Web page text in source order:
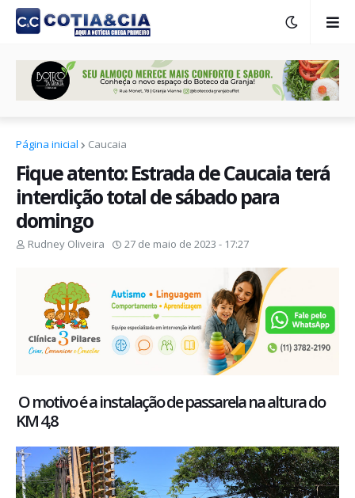
Página inicial Caucaia
Fique atento: Estrada de Caucaia terá
interdição total de sábado para
domingo
Rudney Oliveira 27 de maio de 2023 - 17:27
O motivo é a instalação de passarela na altura do
KM 4,8